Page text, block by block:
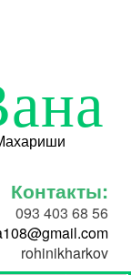
Контакты:
093 403 68 56
rohinikharkov